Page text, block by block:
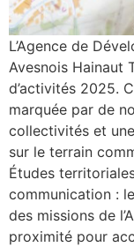
L’Agence de
Avesnois Hainaut
d’activités 2025.
marquée par de
collectivités et
sur le terrain
Études
communication :
des missions de
proximité pour